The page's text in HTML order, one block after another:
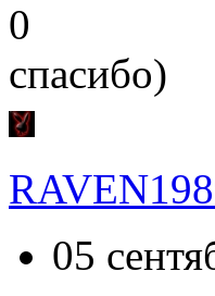
0
спасибо)
05